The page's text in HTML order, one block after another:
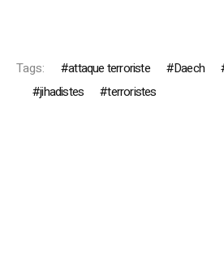
Tags: attaque terroriste Daech
jihadistes
terroristes